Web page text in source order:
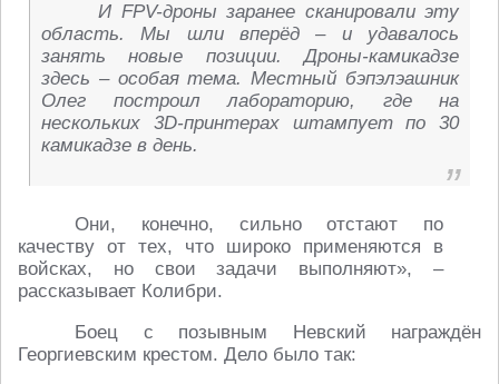
И FPV-дроны заранее сканировали эту
область. Мы шли вперёд – и удавалось
занять новые позиции. Дроны-камикадзе
здесь – особая тема. Местный бэпэлэашник
Олег построил лабораторию, где на
нескольких 3D-принтерах штампует по 30
камикадзе в день.
Они, конечно, сильно отстают по
качеству от тех, что широко применяются в
войсках, но свои задачи выполняют», –
рассказывает Колибри.
Боец с позывным Невский награждён
Георгиевским крестом. Дело было так: